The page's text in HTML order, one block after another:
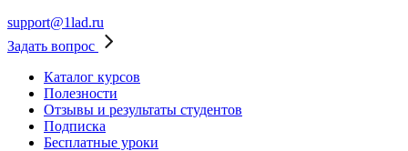
support@1lad.ru
Задать вопрос
Каталог курсов
Полезности
Отзывы и результаты студентов
Подписка
Бесплатные уроки